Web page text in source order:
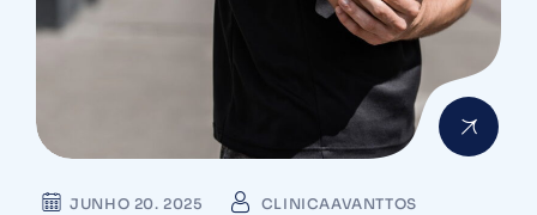
JUNHO 20. 2025 CLINICAAVANTTOS